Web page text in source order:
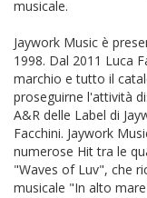
musicale.
Jaywork Music è
1998. Dal 2011 Luca
marchio e tutto il
proseguirne l'attività
A&R delle Label di
Facchini. Jaywork
numerose Hit tra le
"Waves of Luv", che
musicale "In alto